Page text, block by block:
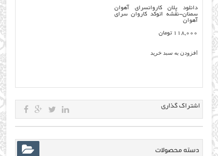
دانلود پلان کاروانسرای آهوان
سمنان-نقشه اتوکد کاروان سرای
آهوان
118,000 تومان
افزودن به سبد خرید
اشتراک گذاری
دسته محصولات